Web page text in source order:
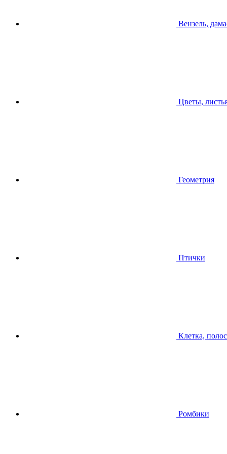
Вензель,
Цветы,
Геометрия
Птички
Клетка,
Ромбики